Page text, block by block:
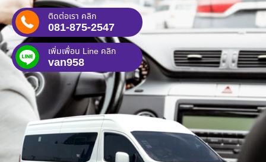
ติดต่อเรา คลิก
081-875-2547
เพิ่มเพื่อน Line คลิก
van958